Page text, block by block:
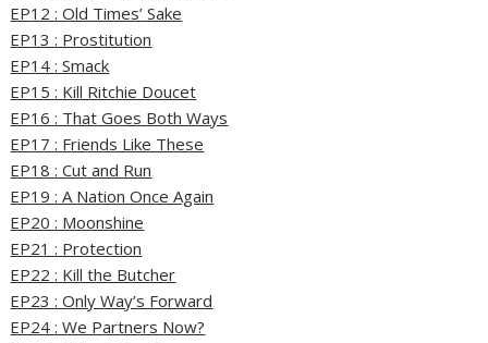
EP12 : Old Times’ Sake
EP13 : Prostitution
EP14 : Smack
EP15 : Kill Ritchie Doucet
EP16 : That Goes Both Ways
EP17 : Friends Like These
EP18 : Cut and Run
EP19 : A Nation Once Again
EP20 : Moonshine
EP21 : Protection
EP22 : Kill the Butcher
EP23 : Only Way’s Forward
EP24 : We Partners Now?